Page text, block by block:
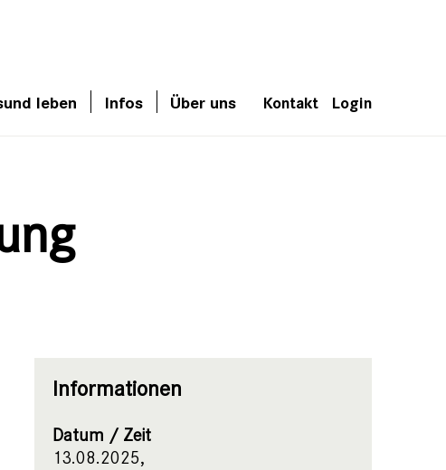
leben Infos Über uns Kontakt Login
Informationen
Datum / Zeit
13.08.2025,